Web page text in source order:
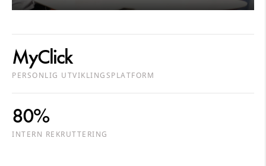
MyClick
PERSONLIG UTVIKLINGSPLATFORM
80%
INTERN REKRUTTERING